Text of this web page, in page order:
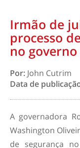
Irmão de
processo
no governo
Por: John Cutrim
Data de
A governadora
Washington
de segurança